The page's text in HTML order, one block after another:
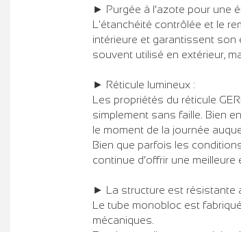
► Purgée à l’azote pour une
L'étanchéité contrôlée et le
intérieure et garantissent son
souvent utilisé en extérieur,
► Réticule lumineux :
Les propriétés du réticule
simplement sans faille. Bien
le moment de la journée
Bien que parfois les
continue d’offrir une
► La structure est résistante
Le tube monobloc est
mécaniques.